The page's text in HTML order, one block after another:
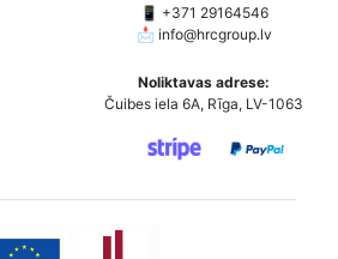
📱 +371 29164546
📩 info@hrcgroup.lv
Noliktavas adrese:
Čuibes iela 6A, Rīga, LV-1063